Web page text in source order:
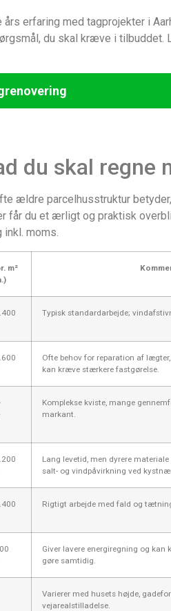
erfaring med tagprojekter i
du skal kræve i
du skal regne
ældre parcelhusstruktur
får du et ærligt og praktisk
moms.
m²
Typisk standardarbejde;
Ofte behov for reparation af
kan kræve stærkere fastgørelse.
Komplekse kviste, mange
markant.
Lang levetid, men dyrere
salt- og vindpåvirkning ved
Rigtigt arbejde med fald og
Giver lavere energiregning og
gøre samtidig.
Varierer med husets højde,
vejarealstilladelse.